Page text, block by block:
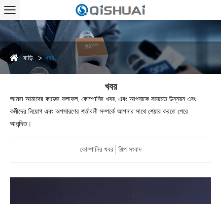
বাড়ি খবর
খবর
আমরা আমাদের কাজের ফলাফল, কোম্পানির খবর, এবং আপনাকে সময়মত উন্নয়ন এবং
কর্মীদের নিয়োগ এবং অপসারণের শর্তাবলী সম্পর্কে আপনার সাথে শেয়ার করতে পেরে
আনন্দিত।
কোম্পানির খবর শিল্প সংবাদ